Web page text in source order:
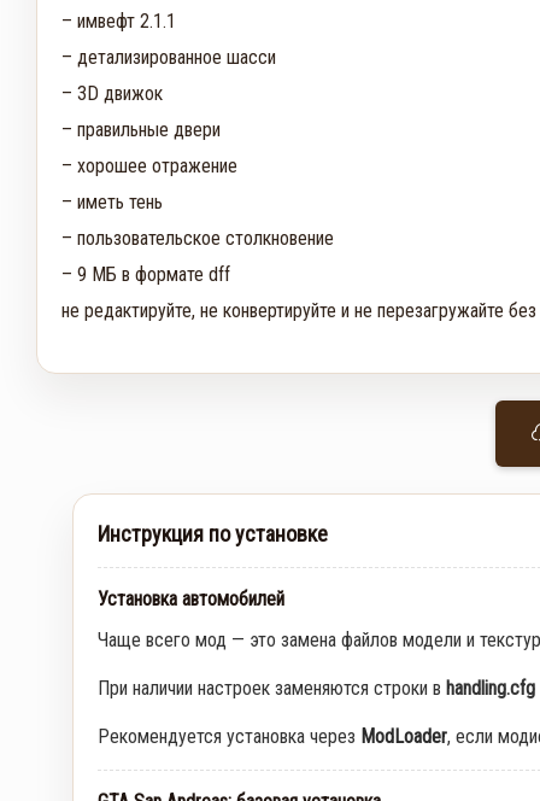
– имвефт 2.1.1
– детализированное шасси
– 3D движок
– правильные двери
– хорошее отражение
– иметь тень
– пользовательское столкновение
– 9 МБ в формате dff
не редактируйте, не конвертируйте и не перезагружайте
Инструкция по установке
Установка автомобилей
Чаще всего мод — это замена файлов модели и
При наличии настроек заменяются строки в handling.cfg
Рекомендуется установка через ModLoader, если